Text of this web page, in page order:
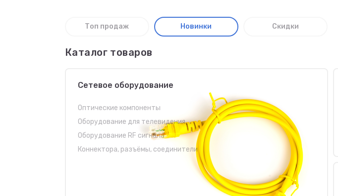
Топ продаж Новинки Скидки
Каталог товаров
Сетевое оборудование
Оптические компоненты
Оборудование для телевидения
Оборудование RF сигнала
Коннектора, разъёмы, соединители